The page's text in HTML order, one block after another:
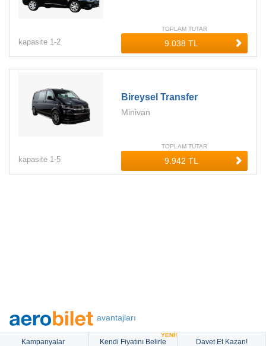
kapasite 1-2
TOPLAM TUTAR
Bireysel Transfer
Minivan
kapasite 1-5
TOPLAM TUTAR
avantajları
Kampanyalar Kendi Fiyatını Belirle
YENİ!
Davet Et Kazan!